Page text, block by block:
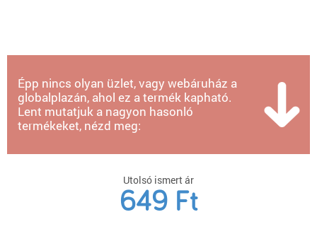
Épp nincs olyan üzlet, vagy webáruház a
globalplazán, ahol ez a termék kapható.
Lent mutatjuk a nagyon hasonló
termékeket, nézd meg:
Utolsó ismert ár
649 Ft